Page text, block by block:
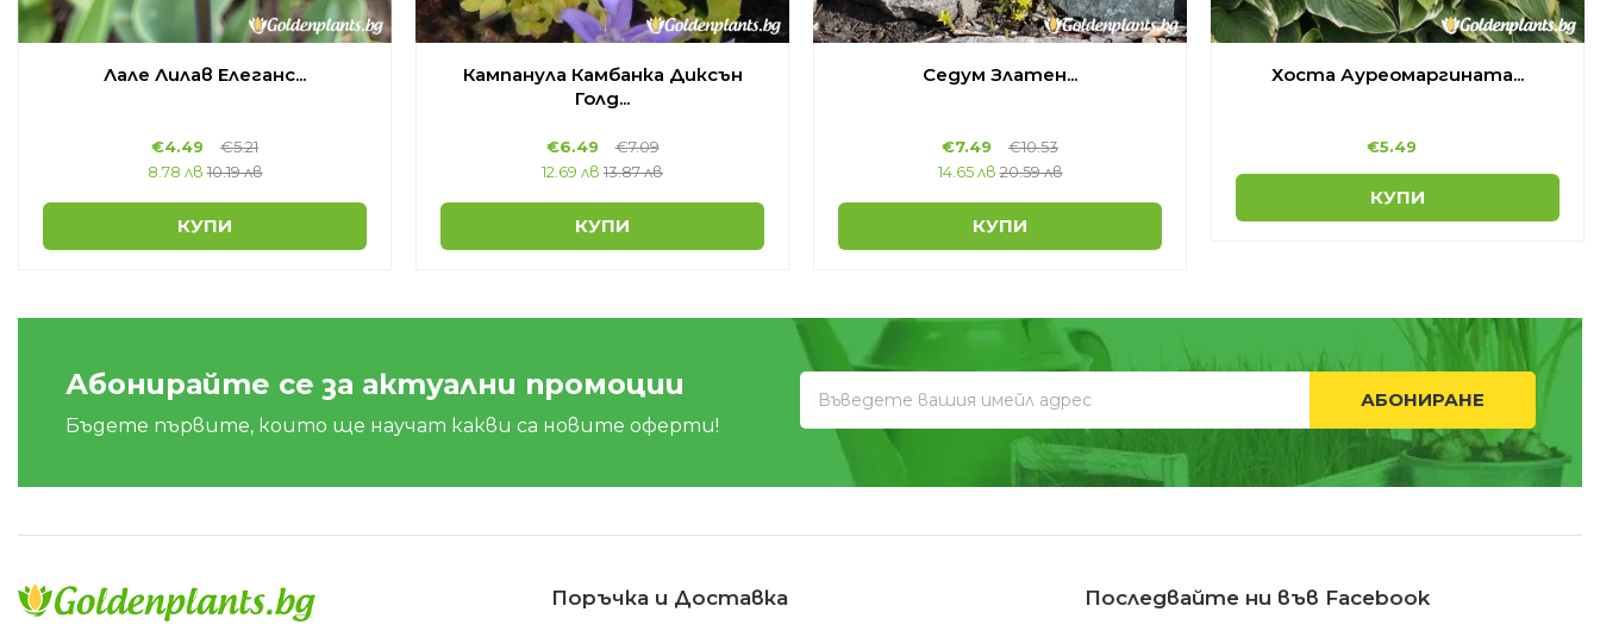
Лале Лилав Елеганс...
€4.49 €5.21
8.78 лв 10.19 лв
КУПИ
Кампанула Камбанка Диксън
Голд...
€6.49 €7.09
12.69 лв 13.87 лв
КУПИ
Седум Златен...
€7.49 €10.53
14.65 лв 20.59 лв
КУПИ
Хоста Ауреомаргината...
€5.49
КУПИ
Абонирайте се за актуални промоции
Бъдете първите, които ще научат какви са новите оферти!
АБОНИРАНЕ
Поръчка и Доставка Последвайте ни във Facebook